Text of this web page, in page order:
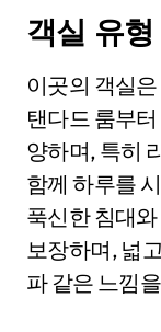
객실 유형
이곳의 객실
탠다드 룸부
양하며, 특히
함께 하루를
푹신한 침대
보장하며, 넓
파 같은 느낌